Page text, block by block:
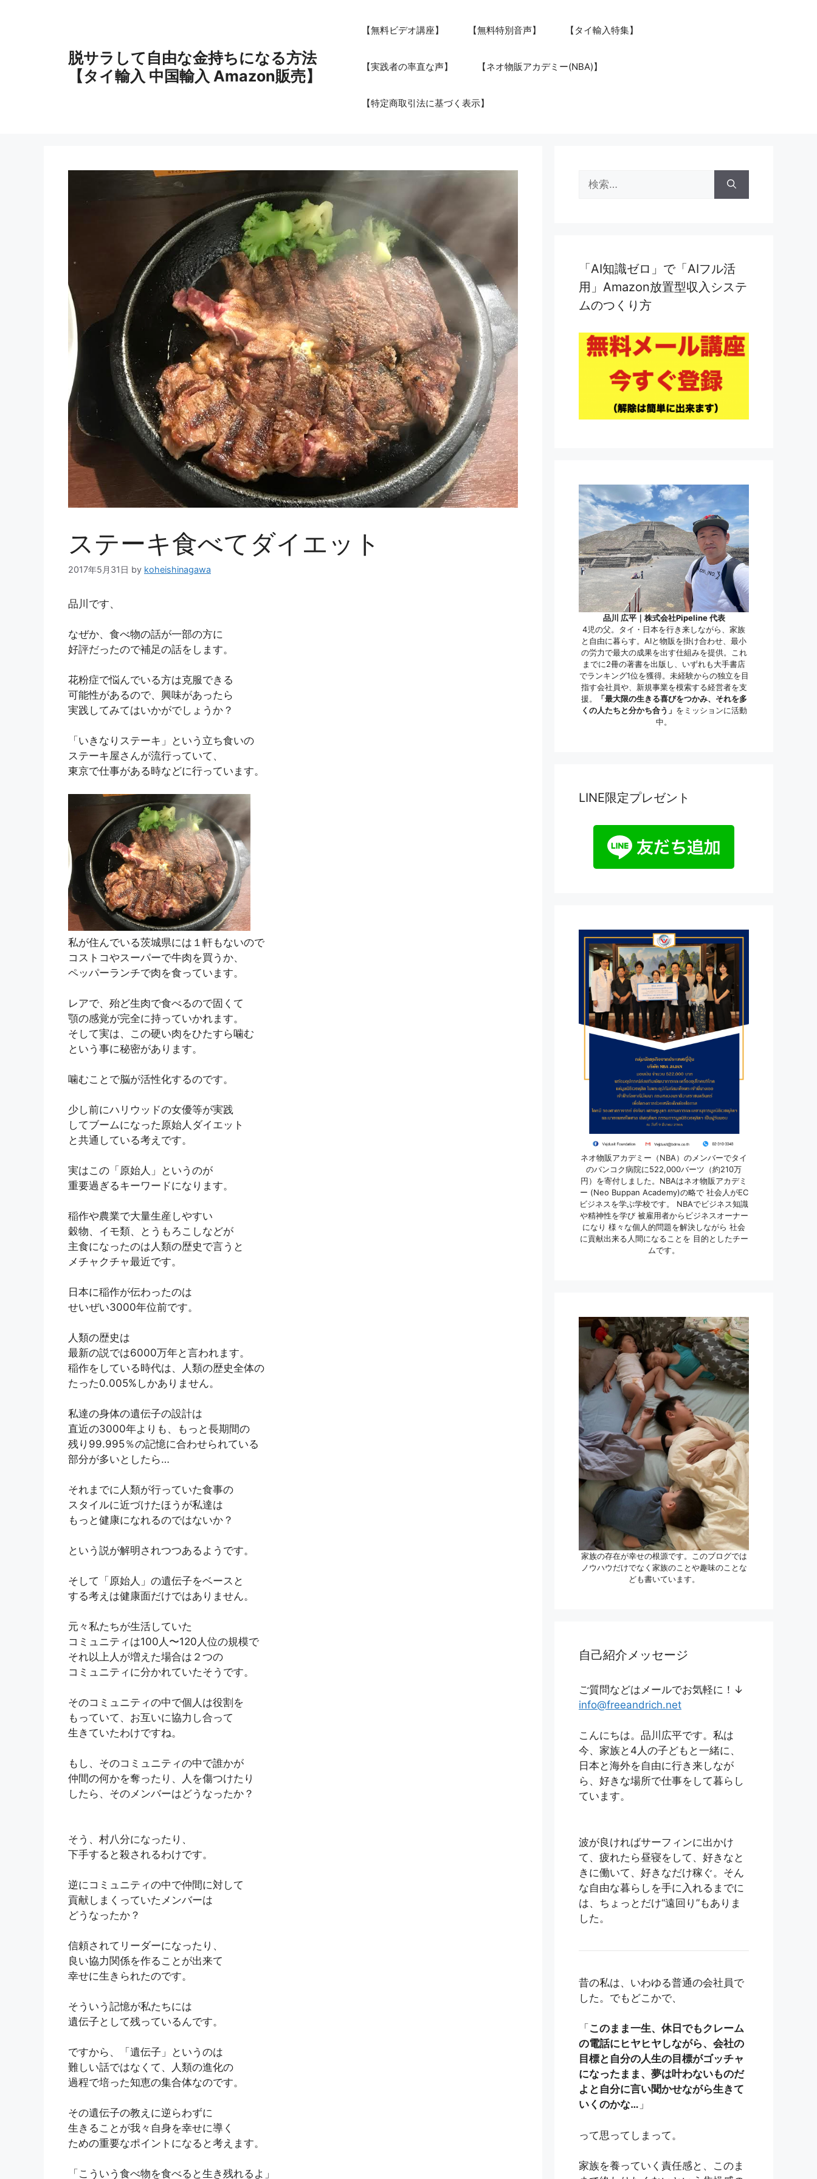
脱サラして自由な金持ちになる方法
【タイ輸入 中国輸入 Amazon販売】
【無料ビデオ講座】 【無料特別音声】 【タイ輸入特集】
【実践者の率直な声】 【ネオ物販アカデミー(NBA)】
【特定商取引法に基づく表示】
ステーキ食べてダイエット
2017年5月31日 by koheishinagawa
品川 です、
なぜか、食べ物の話が一部の方に
好評だったので補足の話をします。
花粉症で悩んでいる方は克服できる
可能性があるので、興味があったら
実践してみてはいかがでしょうか？
「いきなりステーキ」という立ち食いの
ステーキ屋さんが流行っていて、
東京で仕事がある時などに行っています。
私が住んでいる茨城県には１軒もないので
コストコやスーパーで牛肉を買うか、
ペッパーランチで肉を食っています。
レアで、殆ど生肉で食べるので固くて
顎の感覚が完全に持っていかれます。
そして実は、この硬い肉をひたすら噛む
という事に秘密があります。
噛むことで脳が活性化するのです。
少し前にハリウッドの女優等が実践
してブームになった原始人ダイエット
と共通している考えです。
実はこの「原始人」というのが
重要過ぎるキーワードになります。
稲作や農業で大量生産しやすい
穀物、イモ類、とうもろこしなどが
主食になったのは人類の歴史で言うと
メチャクチャ最近です。
日本に稲作が伝わったのは
せいぜい3000年位前です。
人類の歴史は
最新の説では6000万年と言われます。
稲作をしている時代は、人類の歴史全体の
たった0.005%しかありません。
私達の身体の遺伝子の設計は
直近の3000年よりも、もっと長期間の
残り99.995％の記憶に合わせられている
部分が多いとしたら…
それまでに人類が行っていた食事の
スタイルに近づけたほうが私達は
もっと健康になれるのではないか？
という説が解明されつつあるようです。
そして「原始人」の遺伝子をベースと
する考えは健康面だけではありません。
元々私たちが生活していた
コミュニティは100人〜120人位の規模で
それ以上人が増えた場合は２つの
コミュニティに分かれていたそうです。
そのコミュニティの中で個人は役割を
もっていて、お互いに協力し合って
生きていたわけですね。
もし、そのコミュニティの中で誰かが
仲間の何かを奪ったり、人を傷つけたり
したら、そのメンバーはどうなったか？
そう、村八分になったり、
下手すると殺されるわけです。
逆にコミュニティの中で仲間に対して
貢献しまくっていたメンバーは
どうなったか？
信頼されてリーダーになったり、
良い協力関係を作ることが出来て
幸せに生きられたのです。
そういう記憶が私たちには
遺伝子として残っているんです。
ですから、「遺伝子」というのは
難しい話ではなくて、人類の進化の
過程で培った知恵の集合体なのです。
その遺伝子の教えに逆らわずに
生きることが我々自身を幸せに導く
ための重要なポイントになると考えます。
「こういう食べ物を食べると生き残れるよ」
索:
「AI知識ゼロ」で「AIフル活
用」Amazon放置型収入システ
ムのつくり方
品川 広平｜株式会社Pipeline 代表
4児の父。タイ・日本を行き来しながら、家族
と自由に暮らす。AIと物販を掛け合わせ、最小
の労力で最大の成果を出す仕組みを提供。これ
までに2冊の著書を出版し、いずれも大手書店
でランキング1位を獲得。未経験からの独立を目
指す会社員や、新規事業を模索する経営者を支
援。
「最大限の生きる喜びをつかみ、それを多
くの人たちと分かち合う」 をミッションに活動
中。
LINE限定プレゼント
ネオ物販アカデミー（NBA）のメンバーでタイ
のバンコク病院に522,000バーツ（約210万
円）を寄付しました。NBAはネオ物販アカデミ
ー (Neo Buppan Academy)の略で 社会人がEC
ビジネスを学ぶ学校です。 NBAでビジネス知識
や精神性を学び 被雇用者からビジネスオーナー
になり 様々な個人的問題を解決しながら 社会
に貢献出来る人間になることを 目的としたチー
ムです。
家族の存在が幸せの根源です。このブログでは
ノウハウだけでなく家族のことや趣味のことな
ども書いています。
自己紹介メッセージ
ご質問などはメールでお気軽に！↓
info@freeandrich.net
こんにちは。品川広平です。私は
今、家族と4人の子どもと一緒に、
日本と海外を自由に行き来しなが
ら、好きな場所で仕事をして暮らし
ています。
波が良ければサーフィンに出かけ
て、疲れたら昼寝をして、好きなと
きに働いて、好きなだけ稼ぐ。そん
な自由な暮らしを手に入れるまでに
は、ちょっとだけ“遠回り”もありま
した。
昔の私は、いわゆる普通の会社員で
した。でもどこかで、
「 このまま一生、休日でもクレーム
の電話にヒヤヒヤしながら、会社の
目標と自分の人生の目標がゴッチャ
になったまま、夢は叶わないものだ
よと自分に言い聞かせながら生きて
いくのかな… 」
って思ってしまって。
家族を養っていく責任感と、このま